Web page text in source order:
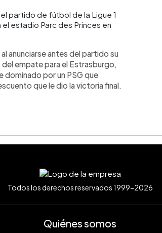
partido de fútbol de la Ligue 1
estadio Parc des Princes en
anunciarse antes del partido su
empate para el Estrasburgo,
dominado por un PSG que
que le dio la victoria final.
Todos los derechos reservados 1999-2026
Quiénes somos